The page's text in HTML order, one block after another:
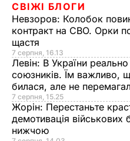
СВІЖІ БЛОГИ
Невзоров: Колобок
контракт на СВО. Орки
щастя
7 серпня, 16.13
Левін: В України
союзників. Їм важливо,
билася, але не
7 серпня, 15.25
Жорін: Перестаньте
демотивація військових
нижчою